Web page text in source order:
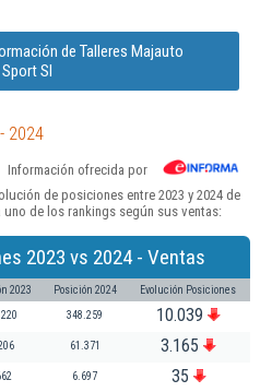
de Talleres Majauto
Sport Sl
2024
Información ofrecida por
de posiciones entre 2023 y 2024 de
de los rankings según sus ventas:
2023 vs 2024 - Ventas
2023 Posición 2024 Evolución Posiciones
348.259 10.039
61.371 3.165
6.697 35